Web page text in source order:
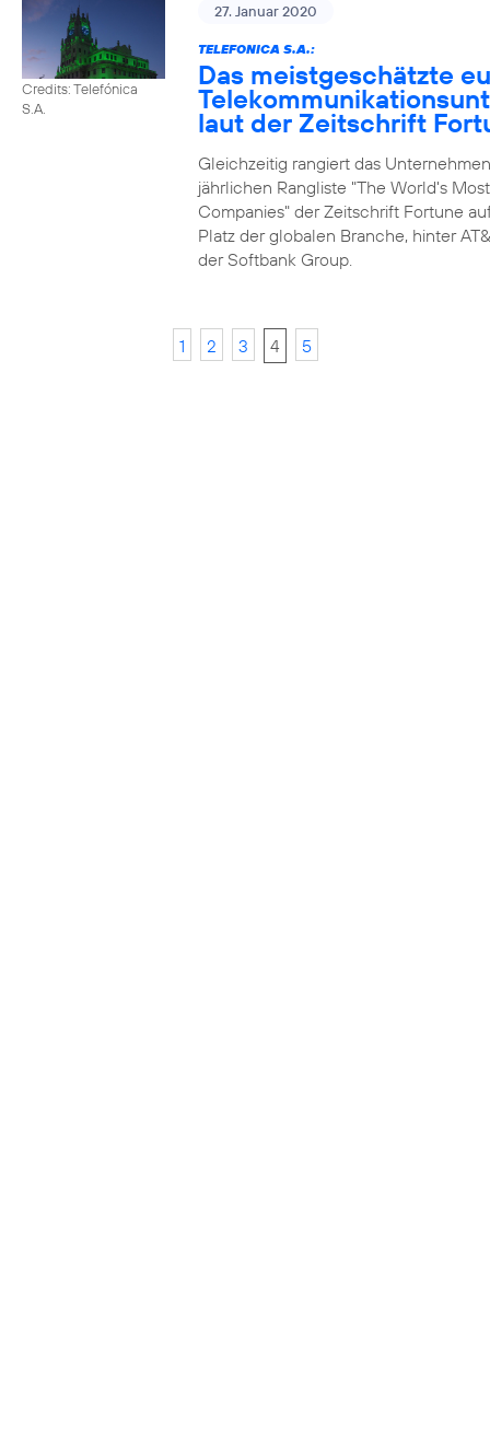
Credits: Telefónica
S.A.
27. Januar 2020
TELEFONICA S.A.:
Das meistgeschätzte
laut der Zeitschrift
Gleichzeitig rangiert das
jährlichen Rangliste "The World's
Companies" der Zeitschrift Fortune
Platz der globalen Branche, hinter
der Softbank Group.
1 2 3 4 5